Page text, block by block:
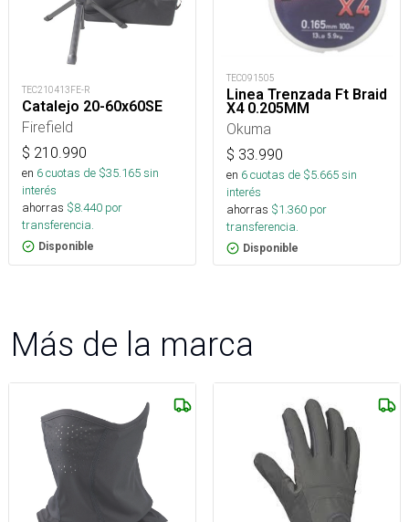
TEC210413FE-R
Catalejo 20-60x60SE
Firefield
$ 210.990
en 6cuotas de $35.165sin
interés
ahorras $8.440 por
transferencia.
Disponible
TEC091505
Linea Trenzada Ft Braid
X4 0.205MM
Okuma
$ 33.990
en 6cuotas de $5.665sin
interés
ahorras $1.360 por
transferencia.
Disponible
Más de la marca